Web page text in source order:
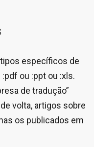
específicos de
ou :ppt ou :xls.
de tradução”
volta, artigos sobre
os publicados em